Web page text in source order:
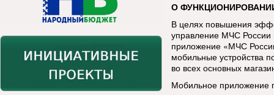
О
В целях повышения
управление МЧС России
приложение «МЧС
мобильные устройства
во всех основных
Мобильное приложение